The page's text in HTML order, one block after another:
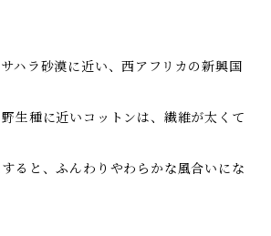
ハラ砂漠に近い、西アフリカの新興国
生種に近いコットンは、繊維が太くて
ると、ふんわりやわらかな風合いにな